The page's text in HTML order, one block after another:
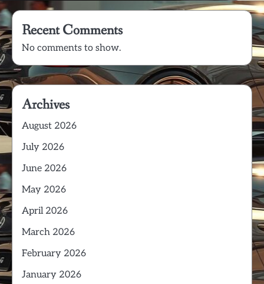
Recent Comments
No comments to show.
Archives
August 2026
July 2026
June 2026
May 2026
April 2026
March 2026
February 2026
January 2026